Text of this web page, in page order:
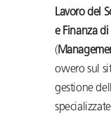
Lavoro del
e Finanza
(
ovvero sul
gestione